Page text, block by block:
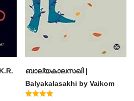
ബാല്യകാലസഖി |
Balyakalasakhi by Vaikom
Muhammad Basheer